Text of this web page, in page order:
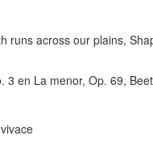
runs across our plains,
3 en La menor, Op. 69,